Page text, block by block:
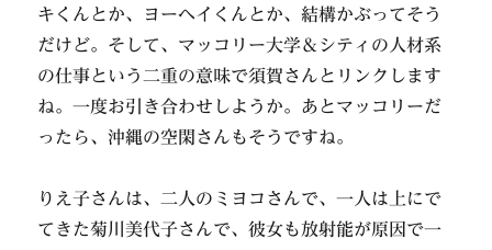
キくんとか、ヨーヘイくんとか、結構かぶってそう
だけど。そして、マッコリー大学＆シティの人材系
の仕事という二重の意味で須賀さんとリンクします
ね。一度お引き合わせしようか。あとマッコリーだ
ったら、沖縄の空閑さんもそうですね。
りえ子さんは、二人のミヨコさんで、一人は上にで
てきた菊川美代子さんで、彼女も放射能が原因で一